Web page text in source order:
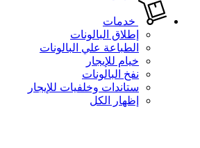
خدمات
إطلاق البالونات
الطباعة علي البالونات
خيام للإيجار
نفخ البالونات
ستاندات وخلفيات للإيجار
إظهار الكل